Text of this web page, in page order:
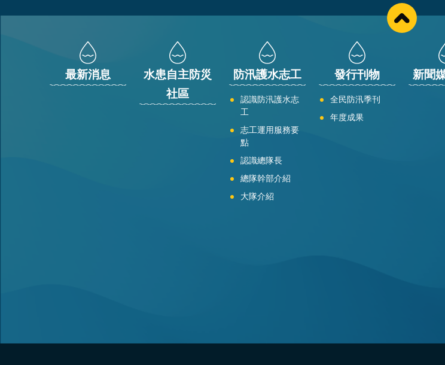
最新消息
水患自主防災
社區
防汛護水志工
認識防汛護水志
工
志工運用服務要
點
認識總隊長
總隊幹部介紹
大隊介紹
發行刊物
全民防汛季刊
年度成果
新聞